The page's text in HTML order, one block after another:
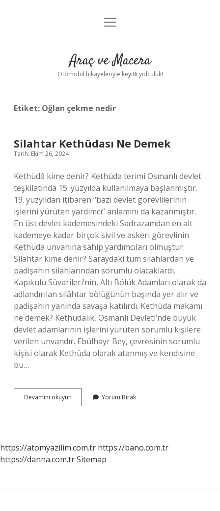
Anasayfa
Yasal Uyarı
menüyü
Araç ve Macera
Otomobil hikayeleriyle keyifli yolculuk!
Etiket: Oğlan çekme nedir
Silahtar Kethüdası Ne Demek
Tarih: Ekim 26, 2024
Kethüdâ kime denir? Kethüda terimi Osmanlı devlet
teşkilatında 15. yüzyılda kullanılmaya başlanmıştır.
19. yüzyıldan itibaren “bazı devlet görevlilerinin
işlerini yürüten yardımcı” anlamını da kazanmıştır.
En üst devlet kademesindeki Sadrazamdan en alt
kademeye kadar birçok sivil ve askeri görevlinin
Kethüda unvanına sahip yardımcıları olmuştur.
Silahtar kime denir? Saraydaki tüm silahlardan ve
padişahın silahlarından sorumlu olacaklardı.
Kapıkulu Süvarileri’nin, Altı Bölük Adamları olarak da
adlandırılan silâhtar bölüğünün başında yer alır ve
padişahın yanında savaşa katılırdı. Kethüda makamı
ne demek? Kethüdalık, Osmanlı Devleti’nde büyük
devlet adamlarının işlerini yürüten sorumlu kişilere
verilen unvandır. Ebülhayr Bey, çevresinin sorumlu
kişisi olarak Kethüda olarak atanmış ve kendisine
bu…
Devamını okuyun
Kethüdası
Yorum Bırak
https://atomyazilim.com.tr https://bano.com.tr
https://danna.com.trSitemap